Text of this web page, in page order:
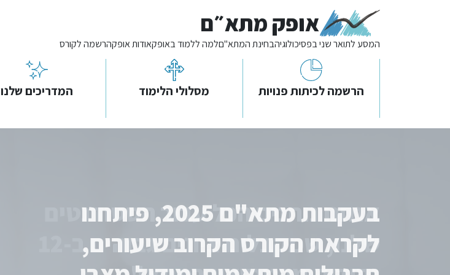
אופק מתא״ם
המסע לתואר שני בפסיכולוגיהבחינת המתא"םלמה ללמוד באופקאודות אופקהרשמה לקורס
הרשמה לכיתות פנויות מסלולי הלימוד המדריכים שלנו
בעקבות מתא"ם 2025, פיתחנו
לקראת הקורס הקרוב שיעורים,